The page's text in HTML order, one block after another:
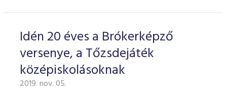
Idén 20 éves a Brókerképző
versenye, a Tőzsdejáték
középiskolásoknak
2019. nov. 05.